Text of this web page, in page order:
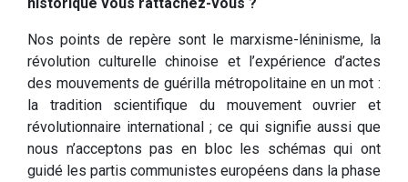
historique vous rattachez-vous ?
Nos points de repère sont le marxisme-léninisme, la
révolution culturelle chinoise et l’expérience d’actes
des mouvements de guérilla métropolitaine en un mot :
la tradition scientifique du mouvement ouvrier et
révolutionnaire international ; ce qui signifie aussi que
nous n’acceptons pas en bloc les schémas qui ont
guidé les partis communistes européens dans la phase